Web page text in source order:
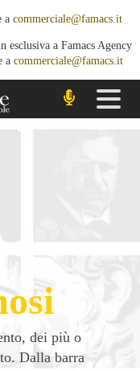
a commerciale@famacs.it
a Famacs Agency
a commerciale@famacs.it
dei più o
Dalla barra